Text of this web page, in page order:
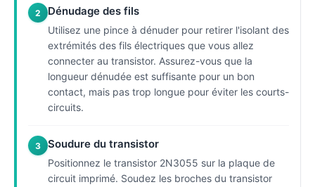
2 Dénudage des fils
Utilisez une pince à dénuder pour retirer l'isolant des
extrémités des fils électriques que vous allez
connecter au transistor. Assurez-vous que la
longueur dénudée est suffisante pour un bon
contact, mais pas trop longue pour éviter les courts-
circuits.
3 Soudure du transistor
Positionnez le transistor 2N3055 sur la plaque de
circuit imprimé. Soudez les broches du transistor